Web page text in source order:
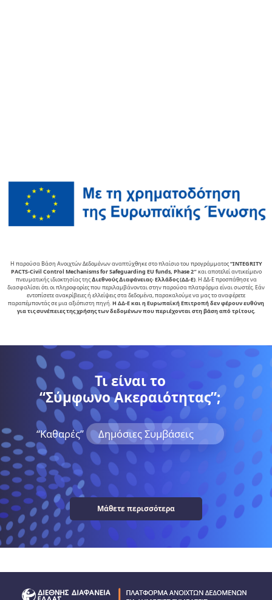
Η παρούσα Βάση Ανοιχτών Δεδομένων αναπτύχθηκε στο πλαίσιο του προγράμματος“INTEGRITY
PACTS-Civil Control Mechanisms for Safeguarding EU funds, Phase 2″και αποτελεί αντικείµενο
πνευµατικής ιδιοκτησίας της∆ιεθνούς ∆ιαφάνειας- Ελλάδος (ΔΔ-Ε). Η ΔΔ-Ε προσπάθησε να
διασφαλίσει ότι οι πληροφορίες που περιλαμβάνονται στην παρούσα πλατφόρμα είναι σωστές. Εάν
εντοπίσετε ανακρίβειες ή ελλείψεις στα δεδομένα, παρακαλούμε να μας το αναφέρετε
παραπέμποντάς σε μια αξιόπιστη πηγή.Η ΔΔ-Ε και η Ευρωπαϊκή Επιτροπή δεν φέρουν ευθύνη
για τις συνέπειες της χρήσης των δεδομένων που περιέχονται στη βάση από τρίτους.
Τι είναι το
“Σύμφωνο Ακεραιότητας”;
“Kαθαρές” Δημόσιες Συμβάσεις
Μάθετε περισσότερα